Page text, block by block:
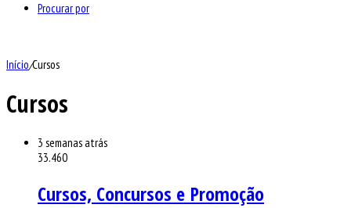
Procurar por
Início/Cursos
Cursos
3 semanas atrás
33.460
Cursos, Concursos e Promoção